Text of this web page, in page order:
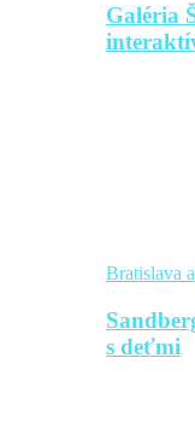
Galéria
Bratislava
s deťmi